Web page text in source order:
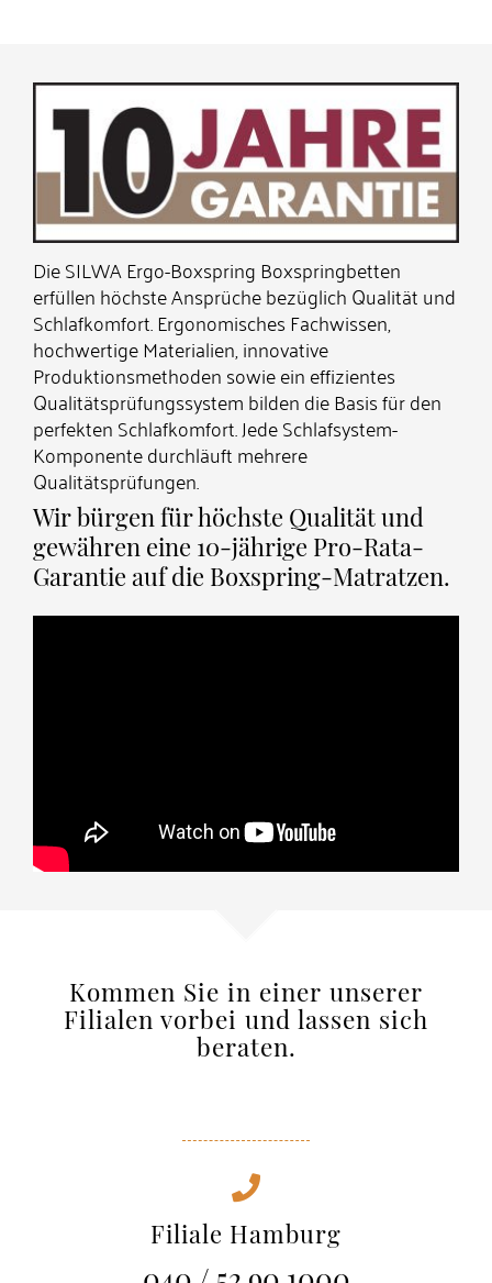
Die SILWA Ergo-Boxspring Boxspringbetten
erfüllen höchste Ansprüche bezüglich Qualität und
Schlafkomfort. Ergonomisches Fachwissen,
hochwertige Materialien, innovative
Produktionsmethoden sowie ein effizientes
Qualitätsprüfungssystem bilden die Basis für den
perfekten Schlafkomfort. Jede Schlafsystem-
Komponente durchläuft mehrere
Qualitätsprüfungen.
Wir bürgen für höchste Qualität und
gewähren eine 10-jährige Pro-Rata-
Garantie auf die Boxspring-Matratzen.
Kommen Sie in einer unserer
Filialen vorbei und lassen sich
beraten.
Filiale Hamburg